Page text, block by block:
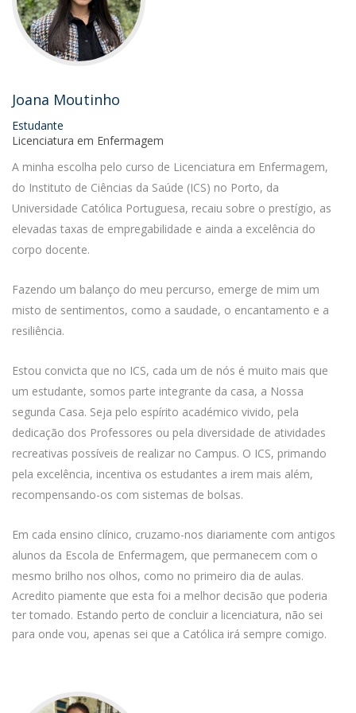
Joana Moutinho
Estudante
Licenciatura em Enfermagem
A minha escolha pelo curso de Licenciatura em Enfermagem,
do Instituto de Ciências da Saúde (ICS) no Porto, da
Universidade Católica Portuguesa, recaiu sobre o prestígio, as
elevadas taxas de empregabilidade e ainda a excelência do
corpo docente.
Fazendo um balanço do meu percurso, emerge de mim um
misto de sentimentos, como a saudade, o encantamento e a
resiliência.
Estou convicta que no ICS, cada um de nós é muito mais que
um estudante, somos parte integrante da casa, a Nossa
segunda Casa. Seja pelo espírito académico vivido, pela
dedicação dos Professores ou pela diversidade de atividades
recreativas possíveis de realizar no Campus. O ICS, primando
pela excelência, incentiva os estudantes a irem mais além,
recompensando-os com sistemas de bolsas.
Em cada ensino clínico, cruzamo-nos diariamente com antigos
alunos da Escola de Enfermagem, que permanecem com o
mesmo brilho nos olhos, como no primeiro dia de aulas.
Acredito piamente que esta foi a melhor decisão que poderia
ter tomado. Estando perto de concluir a licenciatura, não sei
para onde vou, apenas sei que a Católica irá sempre comigo.